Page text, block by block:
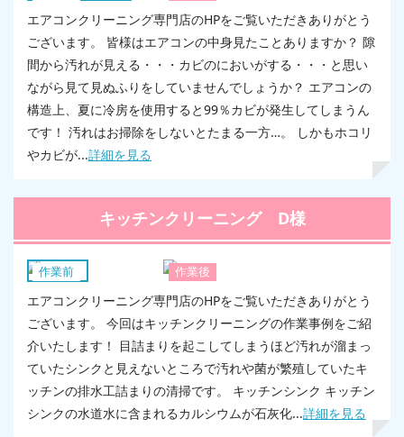
エアコンクリーニング専門店のHPをご覧いただきありがとう
ございます。 皆様はエアコンの中身見たことありますか？ 隙
間から汚れが見える・・・カビのにおいがする・・・と思い
ながら見て見ぬふりをしていませんでしょうか？ エアコンの
構造上、夏に冷房を使用すると99％カビが発生してしまうん
です！ 汚れはお掃除をしないとたまる一方…。 しかもホコリ
やカビが...詳細を見る
キッチンクリーニング D様
作業前 作業後
キッチン
エアコンクリーニング専門店のHPをご覧いただきありがとう
ございます。 今回はキッチンクリーニングの作業事例をご紹
介いたします！ 目詰まりを起こしてしまうほど汚れが溜まっ
ていたシンクと見えないところで汚れや菌が繁殖していたキ
ッチンの排水工詰まりの清掃です。 キッチンシンク キッチン
シンクの水道水に含まれるカルシウムが石灰化...詳細を見る